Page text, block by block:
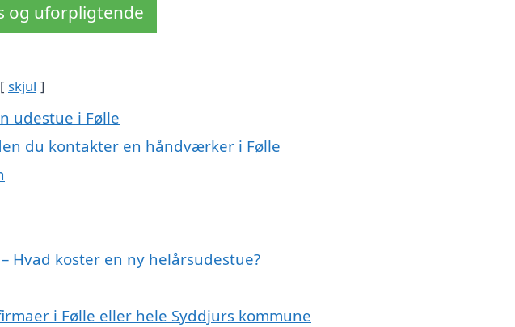
og uforpligtende
skjul
udestue i Følle
du kontakter en håndværker i Følle
Hvad koster en ny helårsudestue?
i Følle eller hele Syddjurs kommune